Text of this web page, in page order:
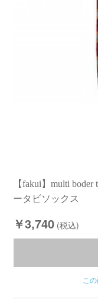
【fakui】multi
ータビソックス
￥3,740 (税込)
こ